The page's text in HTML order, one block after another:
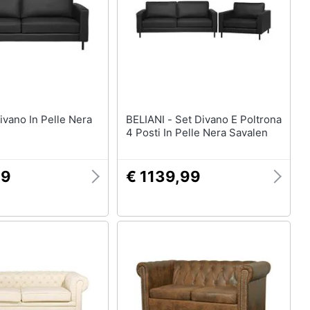
Divani
Divano letto
Arredamento da esterno
Piscine fuori terra
Gazebo
BELIANI - Set Divano E Poltrona
4 Posti In Pelle Nera Savalen
€ 1139,99